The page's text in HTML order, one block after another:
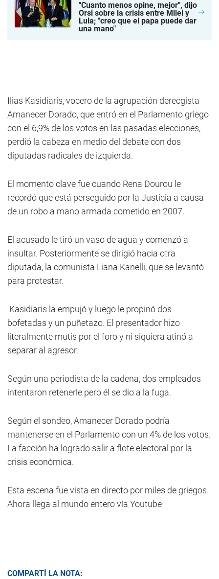
"Cuanto menos opine, mejor", dijo
Orsi sobre la crisis entre Milei y
Lula; "creo que el papa puede dar
una mano"
Ilias Kasidiaris, vocero de la agrupación derecgista
Amanecer Dorado, que entró en el Parlamento griego
con el 6,9% de los votos en las pasadas elecciones,
perdió la cabeza en medio del debate con dos
diputadas radicales de izquierda.
El momento clave fue cuando Rena Dourou le
recordó que está perseguido por la Justicia a causa
de un robo a mano armada cometido en 2007.
El acusado le tiró un vaso de agua y comenzó a
insultar. Posteriormente se dirigió hacia otra
diputada, la comunista Liana Kanelli, que se levantó
para protestar.
Kasidiaris la empujó y luego le propinó dos
bofetadas y un puñetazo. El presentador hizo
literalmente mutis por el foro y ni siquiera atinó a
separar al agresor.
Según una periodista de la cadena, dos empleados
intentaron retenerle pero él se dio a la fuga.
Según el sondeo, Amanecer Dorado podría
mantenerse en el Parlamento con un 4% de los votos.
La facción ha logrado salir a flote electoral por la
crisis económica.
Esta escena fue vista en directo por miles de griegos.
Ahora llega al mundo entero vía Youtube
COMPARTÍ LA NOTA: